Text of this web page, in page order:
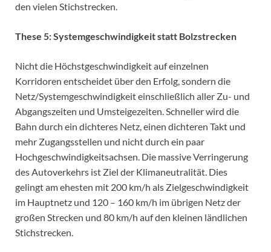
den vielen Stichstrecken.
These 5: Systemgeschwindigkeit statt Bolzstrecken
Nicht die Höchstgeschwindigkeit auf einzelnen
Korridoren entscheidet über den Erfolg, sondern die
Netz/Systemgeschwindigkeit einschließlich aller Zu- und
Abgangszeiten und Umsteigezeiten. Schneller wird die
Bahn durch ein dichteres Netz, einen dichteren Takt und
mehr Zugangsstellen und nicht durch ein paar
Hochgeschwindigkeitsachsen. Die massive Verringerung
des Autoverkehrs ist Ziel der Klimaneutralität. Dies
gelingt am ehesten mit 200 km/h als Zielgeschwindigkeit
im Hauptnetz und 120 – 160 km/h im übrigen Netz der
großen Strecken und 80 km/h auf den kleinen ländlichen
Stichstrecken.